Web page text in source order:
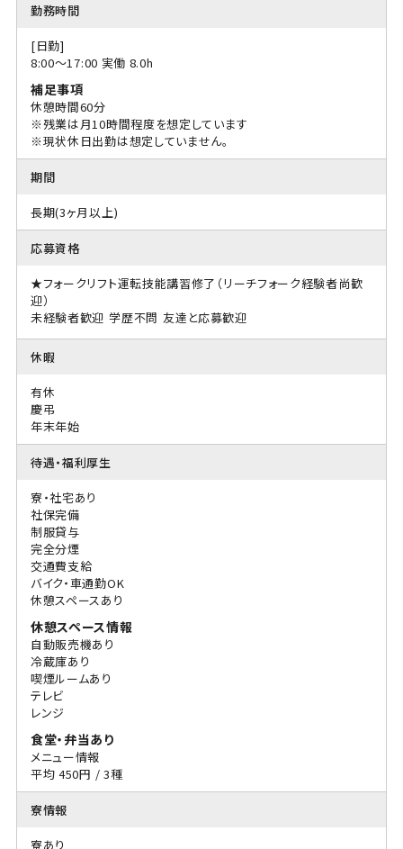
勤務時間
[日勤]
8:00〜17:00 実働 8.0h
補足事項
休憩時間60分
※残業は月10時間程度を想定しています
※現状休日出勤は想定していません。
期間
長期(3ヶ月以上)
応募資格
★フォークリフト運転技能講習修了（リーチフォーク経験者尚歓
迎）
未経験者歓迎 学歴不問 友達と応募歓迎
休暇
有休
慶弔
年末年始
待遇・福利厚生
寮・社宅あり
社保完備
制服貸与
完全分煙
交通費支給
バイク・車通勤OK
休憩スペースあり
休憩スペース情報
自動販売機あり
冷蔵庫あり
喫煙ルームあり
テレビ
レンジ
食堂・弁当あり
メニュー情報
平均 450円 / 3種
寮情報
寮あり